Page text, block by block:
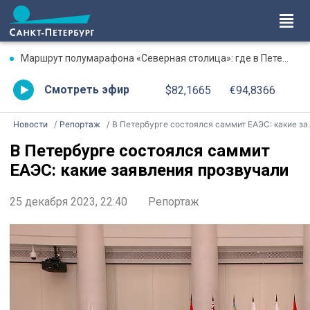
Маршрут полумарафона «Северная столица»: где в Петербурге будут перекрыты дороги 9 августа
Смотреть эфир $82,1665 €94,8366
Новости Репортаж В Петербурге состоялся саммит ЕАЭС: какие заявления прозвучали
В Петербурге состоялся саммит
ЕАЭС: какие заявления прозвучали
25 декабря 2023, 22:40 Репортаж